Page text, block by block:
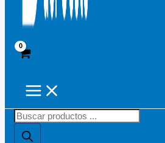
Búsqueda
de
productos